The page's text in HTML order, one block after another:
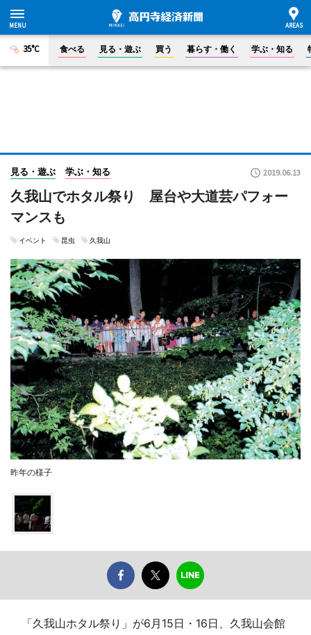
35°C 食べる 見る・遊ぶ 買う 暮らす・働く 学ぶ・知る
見る・遊ぶ 学ぶ・知る 2019.06.13
久我山でホタル祭り 屋台や大道芸パフォー
マンスも
イベント 昆虫 久我山
昨年の様子
「久我山ホタル祭り」が6月15日・16日、久我山会館